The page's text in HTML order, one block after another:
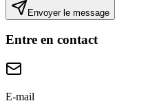
Envoyer le message
Entre en contact
E-mail